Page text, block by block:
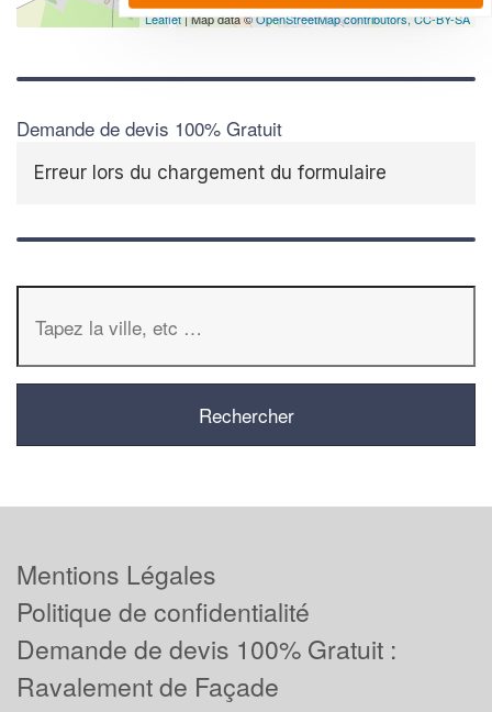
Leaflet| Map data ©OpenStreetMap contributors,CC-BY-SA
Demande de devis 100% Gratuit
Erreur lors du chargement du formulaire
Mentions Légales
Politique de confidentialité
Demande de devis 100% Gratuit :
Ravalement de Façade